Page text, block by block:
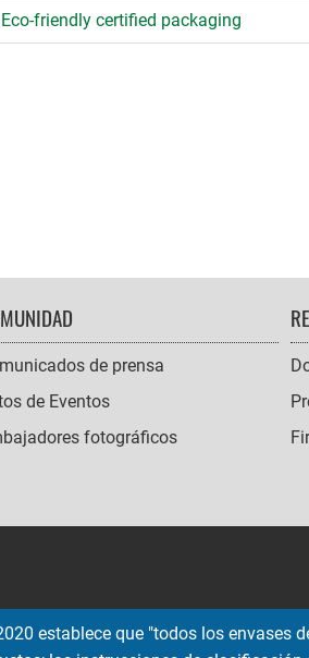
Eco-friendly certified packaging
de prensa
de Eventos
fotográficos
establece que "todos los envases